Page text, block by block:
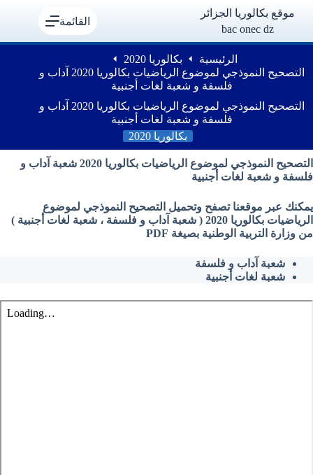
موقع بكالوريا الجزائر
bac onec dz
القائمة
الرئيسية
بكالوريا 2020
التصحيح النموذجي لموضوع الرياضيات بكالوريا 2020 آداب و
فلسفة و شعبة لغات أجنبية
التصحيح النموذجي لموضوع الرياضيات بكالوريا 2020 آداب و
فلسفة و شعبة لغات أجنبية
بكالوريا 2020
التصحيح النموذجي لموضوع الرياضيات بكالوريا 2020 شعبة آداب و
فلسفة و شعبة لغات أجنبية
يمكنك عبر موقعنا تصفح وتحميل التصحيح النموذجي لموضوع
الرياضيات بكالوريا 2020 ( شعبة آداب و فلسفة ، شعبة لغات أجنبية )
من وزارة التربية الوطنية بصيغة PDF
شعبة آداب و فلسفة
شعبة لغات أجنبية